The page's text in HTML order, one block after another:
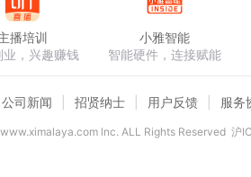
播培训
业，兴趣赚钱
小雅智能
智能硬件，连接赋能
公司新闻 招贤纳士 用户反馈 服务
lnc. ALL Rights Reserved 沪